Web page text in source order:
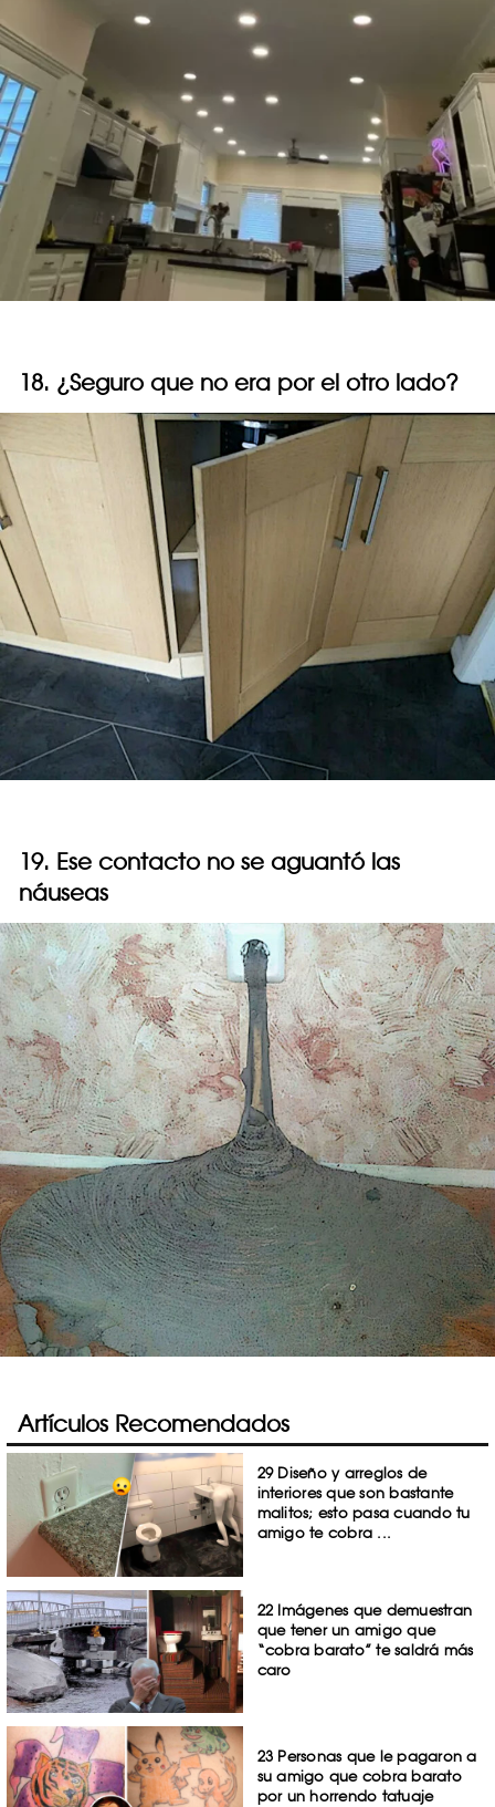
18. ¿Seguro que no era por el otro lado?
19. Ese contacto no se aguantó las
náuseas
Artículos Recomendados
29 Diseño y arreglos de
interiores que son bastante
malitos; esto pasa cuando tu
amigo te cobra ...
22 Imágenes que demuestran
que tener un amigo que
“cobra barato” te saldrá más
caro
23 Personas que le pagaron a
su amigo que cobra barato
por un horrendo tatuaje